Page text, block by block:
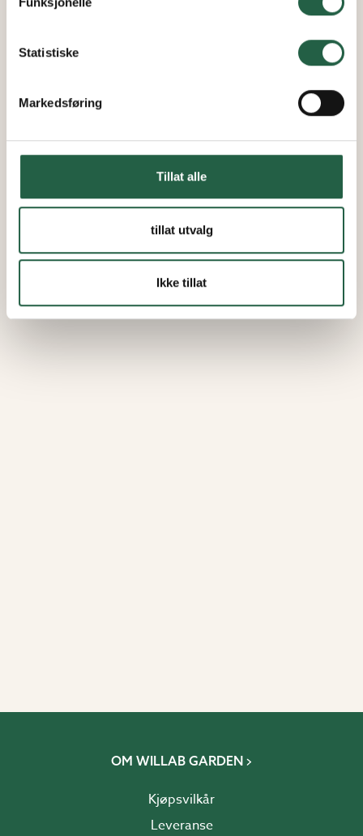
personopplysninger
Statistiske
Markedsføring
Tillat alle
tillat utvalg
Ikke tillat
OM WILLAB GARDEN
Kjøpsvilkår
Leveranse